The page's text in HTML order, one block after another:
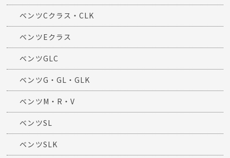
ベンツCクラス・CLK
ベンツEクラス
ベンツGLC
ベンツG・GL・GLK
ベンツM・R・V
ベンツSL
ベンツSLK